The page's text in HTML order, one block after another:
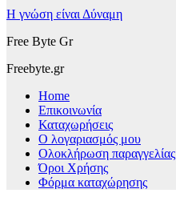
Η γνώση είναι Δύναμη
Free Byte Gr
Freebyte.gr
Home
Επικοινωνία
Καταχωρήσεις
Ο λογαριασμός μου
Ολοκλήρωση παραγγελίας
Όροι Χρήσης
Φόρμα καταχώρησης